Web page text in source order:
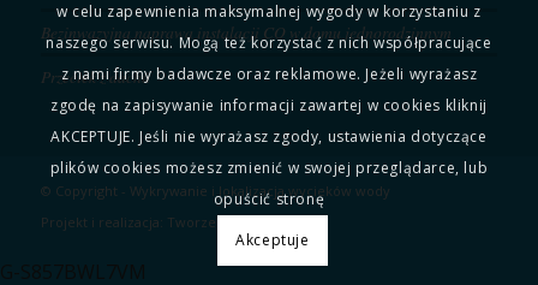
Bezinwazyjna naprawa instalacji CO w domu jednorodzinnym
Przeciek z dachu
© Copyright - Wykrywanie i lokalizacja wycieków wody
Projekt i realizacja: Tworzenie aplikacji
w celu zapewnienia maksymalnej wygody w korzystaniu z
naszego serwisu. Mogą też korzystać z nich współpracujące
z nami firmy badawcze oraz reklamowe. Jeżeli wyrażasz
zgodę na zapisywanie informacji zawartej w cookies kliknij
AKCEPTUJE. Jeśli nie wyrażasz zgody, ustawienia dotyczące
plików cookies możesz zmienić w swojej przeglądarce, lub
opuścić stronę
Akceptuje